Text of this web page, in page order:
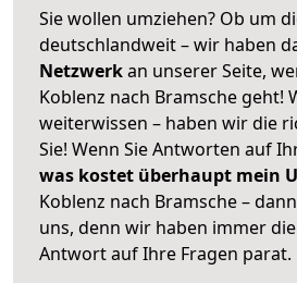
Sie wollen umziehen? Ob um
deutschlandweit – wir haben
Netzwerkan unserer Seite,
Koblenz nach Bramsche geht!
weiterwissen – haben wir die
Sie! Wenn Sie Antworten auf
was kostet überhaupt mein
Koblenz nach Bramsche –
uns, denn wir haben immer
Antwort auf Ihre Fragen parat.